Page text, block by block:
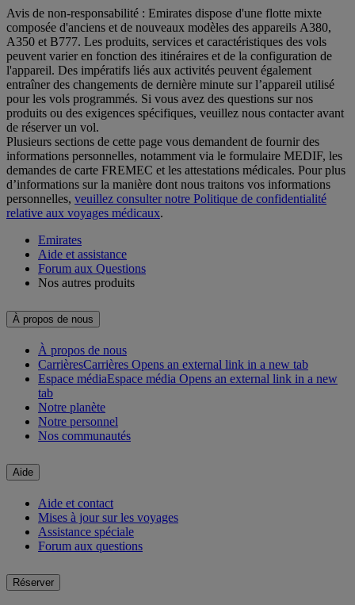
Avis de non-responsabilité : Emirates dispose d'une flotte mixte
composée d'anciens et de nouveaux modèles des appareils A380,
A350 et B777. Les produits, services et caractéristiques des vols
peuvent varier en fonction des itinéraires et de la configuration de
l'appareil. Des impératifs liés aux activités peuvent également
entraîner des changements de dernière minute sur l’appareil utilisé
pour les vols programmés. Si vous avez des questions sur nos
produits ou des exigences spécifiques, veuillez nous contacter avant
de réserver un vol.
Plusieurs sections de cette page vous demandent de fournir des
informations personnelles, notamment via le formulaire MEDIF, les
demandes de carte FREMEC et les attestations médicales. Pour plus
d’informations sur la manière dont nous traitons vos informations
personnelles, veuillez consulter notre Politique de confidentialité
relative aux voyages médicaux.
Emirates
Aide et assistance
Forum aux Questions
Nos autres produits
À propos de nous
À propos de nous
CarrièresCarrières Opens an external link in a new tab
Espace médiaEspace média Opens an external link in a new
tab
Notre planète
Notre personnel
Nos communautés
Aide
Aide et contact
Mises à jour sur les voyages
Assistance spéciale
Forum aux questions
Réserver